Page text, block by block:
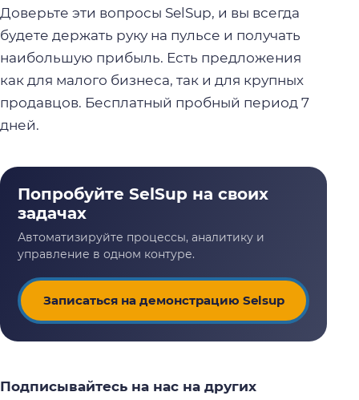
Доверьте эти вопросы SelSup, и вы всегда
будете держать руку на пульсе и получать
наибольшую прибыль. Есть предложения
как для малого бизнеса, так и для крупных
продавцов. Бесплатный пробный период 7
дней.
Записаться на демонстрацию Selsup
Подписывайтесь на нас на других